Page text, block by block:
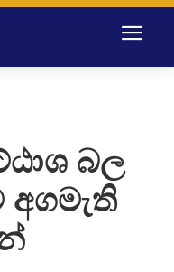
බල